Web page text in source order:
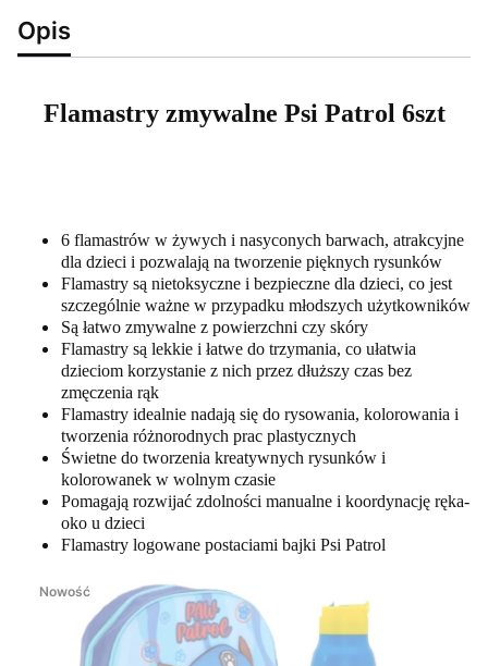
Opis
Flamastry zmywalne Psi Patrol 6szt
6 flamastrów w żywych i nasyconych barwach, atrakcyjne
dla dzieci i pozwalają na tworzenie pięknych rysunków
Flamastry są nietoksyczne i bezpieczne dla dzieci, co jest
szczególnie ważne w przypadku młodszych użytkowników
Są łatwo zmywalne z powierzchni czy skóry
Flamastry są lekkie i łatwe do trzymania, co ułatwia
dzieciom korzystanie z nich przez dłuższy czas bez
zmęczenia rąk
Flamastry idealnie nadają się do rysowania, kolorowania i
tworzenia różnorodnych prac plastycznych
Świetne do tworzenia kreatywnych rysunków i
kolorowanek w wolnym czasie
Pomagają rozwijać zdolności manualne i koordynację ręka-
oko u dzieci
Flamastry logowane postaciami bajki Psi Patrol
Nowość